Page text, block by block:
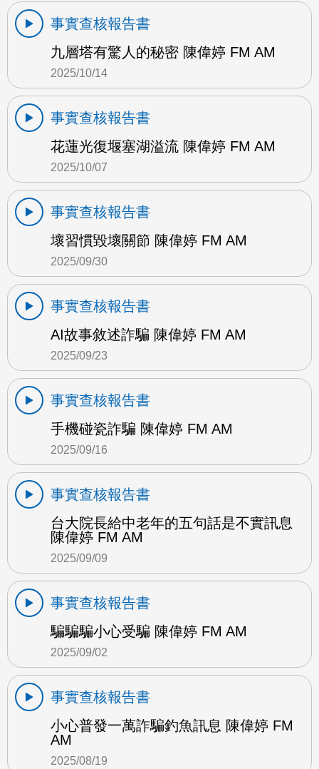
事實查核報告書
九層塔有驚人的秘密 陳偉婷 FM AM
2025/10/14
事實查核報告書
花蓮光復堰塞湖溢流 陳偉婷 FM AM
2025/10/07
事實查核報告書
壞習慣毀壞關節 陳偉婷 FM AM
2025/09/30
事實查核報告書
AI故事敘述詐騙 陳偉婷 FM AM
2025/09/23
事實查核報告書
手機碰瓷詐騙 陳偉婷 FM AM
2025/09/16
事實查核報告書
台大院長給中老年的五句話是不實訊息
陳偉婷 FM AM
2025/09/09
事實查核報告書
騙騙騙小心受騙 陳偉婷 FM AM
2025/09/02
事實查核報告書
小心普發一萬詐騙釣魚訊息 陳偉婷 FM
AM
2025/08/19